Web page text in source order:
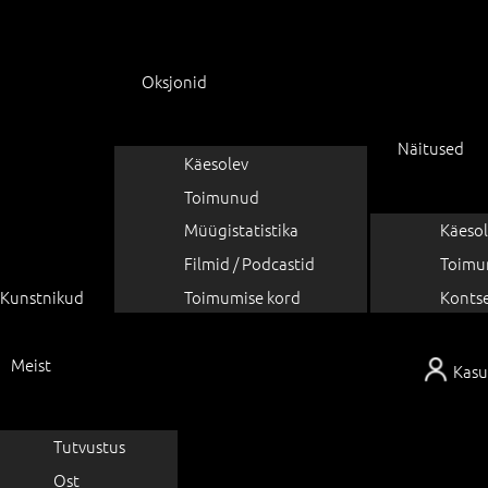
Kunstnikud
Oksjonid
Käesolev
Toimunud
Müügistatistika
Filmid / Podcastid
Toimumise kord
Näitused
Meist
Tutvustus
Ost